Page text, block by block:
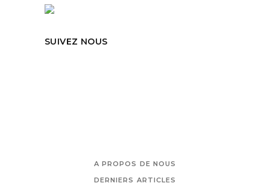
SUIVEZ NOUS
A PROPOS DE NOUS
DERNIERS ARTICLES